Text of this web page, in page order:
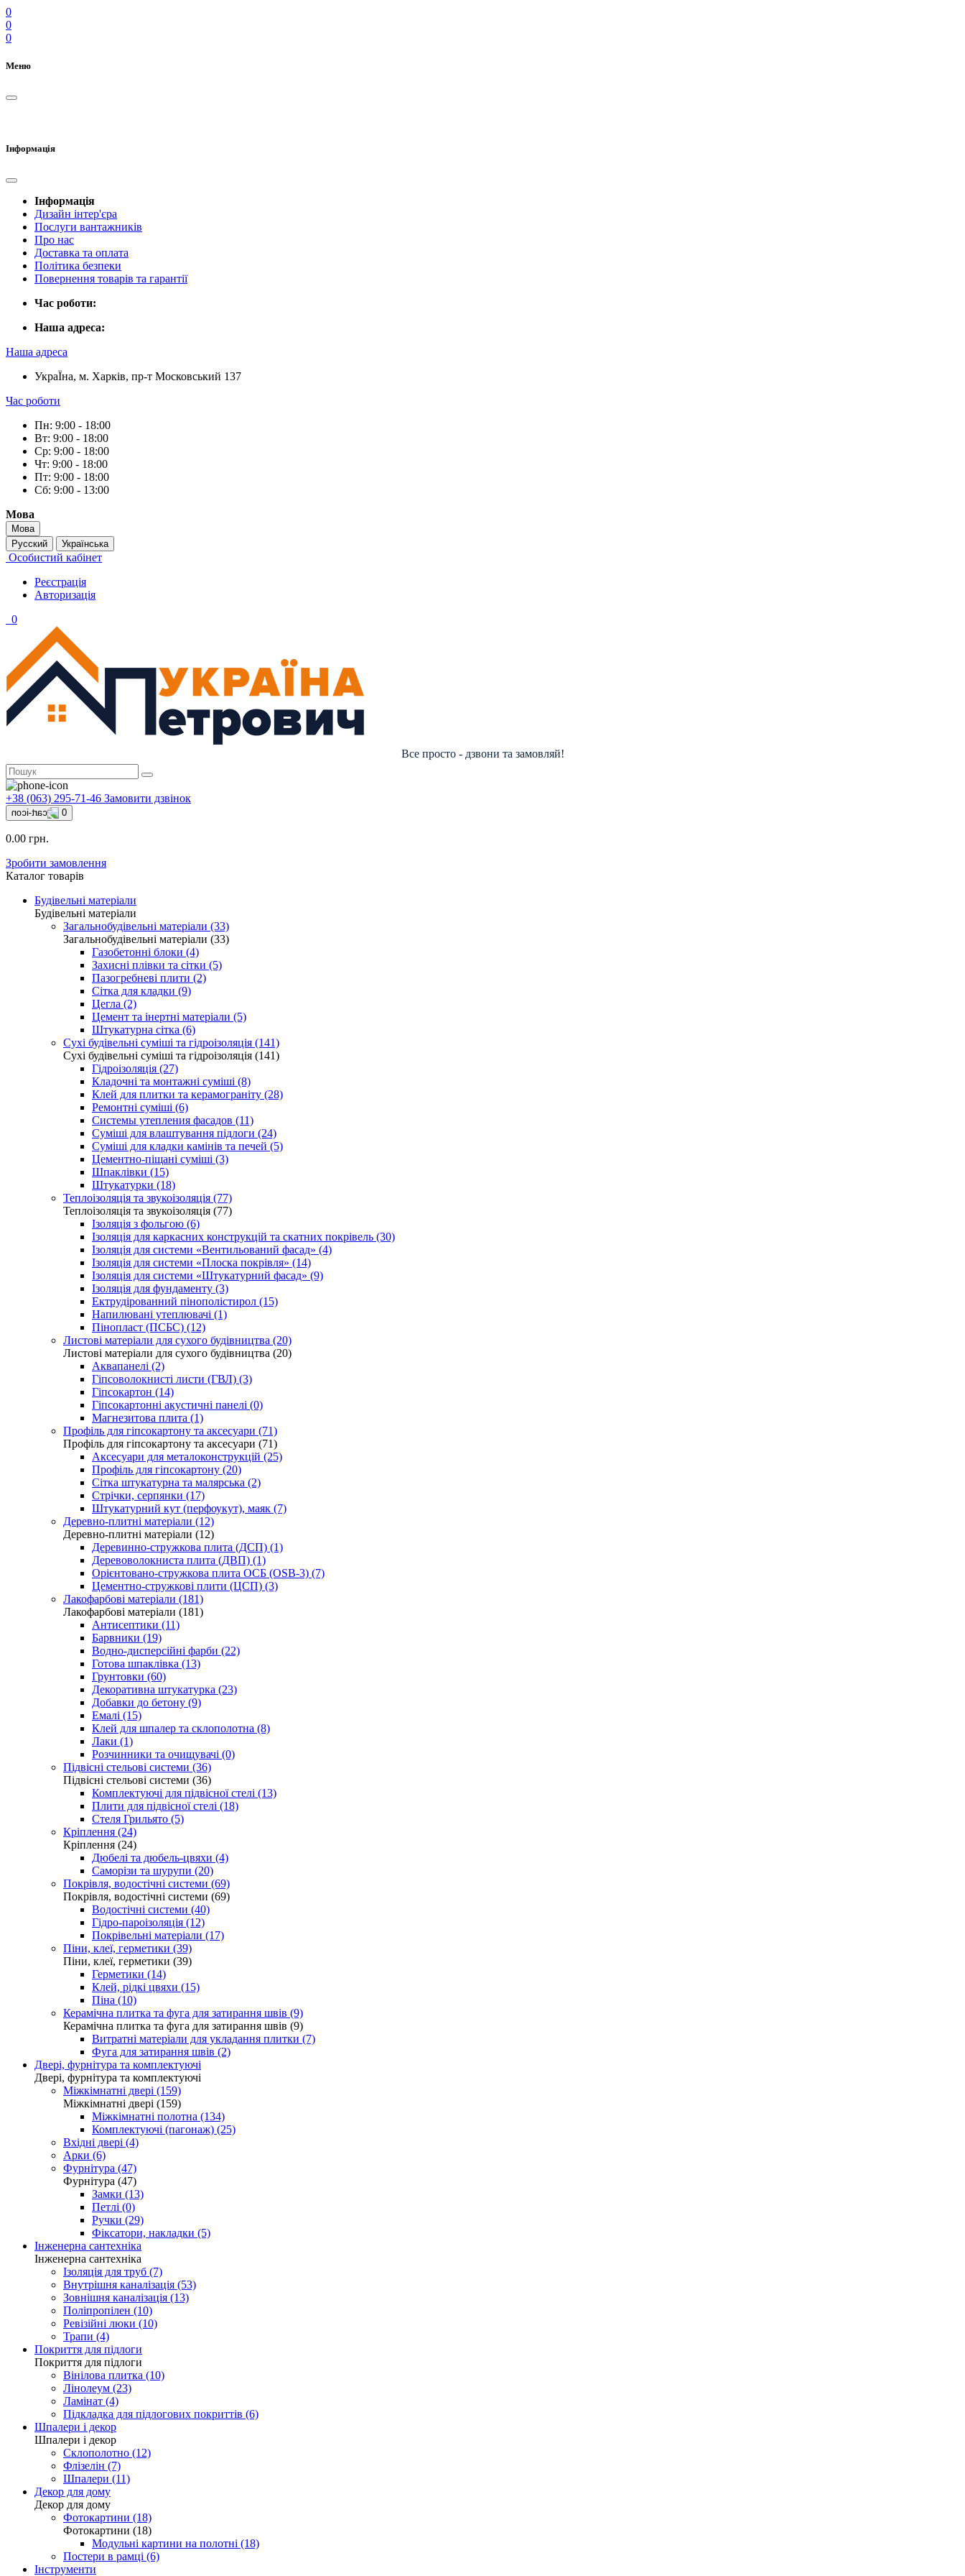
0
0
0
Меню
Інформація
Інформація
Дизайн інтер'єра
Послуги вантажників
Про нас
Доставка та оплата
Політика безпеки
Повернення товарів та гарантії
Час роботи:
Наша адреса:
Наша адреса
УкраЇна, м. Харків, пр-т Московський 137
Час роботи
Пн: 9:00 - 18:00
Вт: 9:00 - 18:00
Ср: 9:00 - 18:00
Чт: 9:00 - 18:00
Пт: 9:00 - 18:00
Сб: 9:00 - 13:00
Мова
Мова
Русский
Українська
Особистий кабінет
Реєстрація
Авторизація
0
Все просто - дзвони та замовляй!
+38 (063) 295-71-46 Замовити дзвінок
0
0.00 грн.
Зробити замовлення
Каталог товарів
Будівельні матеріали
Будівельні матеріали
Загальнобудівельні матеріали (33)
Загальнобудівельні матеріали (33)
Газобетонні блоки (4)
Захисні плівки та сітки (5)
Пазогребневі плити (2)
Сітка для кладки (9)
Цегла (2)
Цемент та інертні матеріали (5)
Штукатурна сітка (6)
Сухі будівельні суміші та гідроізоляція (141)
Сухі будівельні суміші та гідроізоляція (141)
Гідроізоляція (27)
Кладочні та монтажні суміші (8)
Клей для плитки та керамограніту (28)
Ремонтні суміші (6)
Системы утепления фасадов (11)
Суміші для влаштування підлоги (24)
Суміші для кладки камінів та печей (5)
Цементно-піщані суміші (3)
Шпаклівки (15)
Штукатурки (18)
Теплоізоляція та звукоізоляція (77)
Теплоізоляція та звукоізоляція (77)
Ізоляція з фольгою (6)
Ізоляція для каркасних конструкцій та скатних покрівель (30)
Ізоляція для системи «Вентильований фасад» (4)
Ізоляція для системи «Плоска покрівля» (14)
Ізоляція для системи «Штукатурний фасад» (9)
Ізоляція для фундаменту (3)
Ектрудірованний пінополістирол (15)
Напилювані утеплювачі (1)
Пінопласт (ПСБС) (12)
Листові матеріали для сухого будівництва (20)
Листові матеріали для сухого будівництва (20)
Аквапанелі (2)
Гіпсоволокнисті листи (ГВЛ) (3)
Гіпсокартон (14)
Гіпсокартонні акустичні панелі (0)
Магнезитова плита (1)
Профіль для гіпсокартону та аксесуари (71)
Профіль для гіпсокартону та аксесуари (71)
Аксесуари для металоконструкцій (25)
Профіль для гіпсокартону (20)
Сітка штукатурна та малярська (2)
Стрічки, серпянки (17)
Штукатурний кут (перфоукут), маяк (7)
Деревно-плитні матеріали (12)
Деревно-плитні матеріали (12)
Деревинно-стружкова плита (ДСП) (1)
Деревоволокниста плита (ДВП) (1)
Орієнтовано-стружкова плита ОСБ (OSB-3) (7)
Цементно-стружкові плити (ЦСП) (3)
Лакофарбові матеріали (181)
Лакофарбові матеріали (181)
Антисептики (11)
Барвники (19)
Водно-дисперсійні фарби (22)
Готова шпаклівка (13)
Грунтовки (60)
Декоративна штукатурка (23)
Добавки до бетону (9)
Емалі (15)
Клей для шпалер та склополотна (8)
Лаки (1)
Розчинники та очищувачі (0)
Підвісні стельові системи (36)
Підвісні стельові системи (36)
Комплектуючі для підвісної стелі (13)
Плити для підвісної стелі (18)
Стеля Грильято (5)
Кріплення (24)
Кріплення (24)
Дюбелі та дюбель-цвяхи (4)
Саморізи та шурупи (20)
Покрівля, водостічні системи (69)
Покрівля, водостічні системи (69)
Водостічні системи (40)
Гідро-пароізоляція (12)
Покрівельні матеріали (17)
Піни, клеї, герметики (39)
Піни, клеї, герметики (39)
Герметики (14)
Клей, рідкі цвяхи (15)
Піна (10)
Керамічна плитка та фуга для затирання швів (9)
Керамічна плитка та фуга для затирання швів (9)
Витратні матеріали для укладання плитки (7)
Фуга для затирання швів (2)
Двері, фурнітура та комплектуючі
Двері, фурнітура та комплектуючі
Міжкімнатні двері (159)
Міжкімнатні двері (159)
Міжкімнатні полотна (134)
Комплектуючі (пагонаж) (25)
Вхідні двері (4)
Арки (6)
Фурнітура (47)
Фурнітура (47)
Замки (13)
Петлі (0)
Ручки (29)
Фіксатори, накладки (5)
Інженерна сантехніка
Інженерна сантехніка
Ізоляція для труб (7)
Внутрішня каналізація (53)
Зовнішня каналізація (13)
Поліпропілен (10)
Ревізійні люки (10)
Трапи (4)
Покриття для підлоги
Покриття для підлоги
Вінілова плитка (10)
Лінолеум (23)
Ламінат (4)
Підкладка для підлогових покриттів (6)
Шпалери і декор
Шпалери і декор
Склополотно (12)
Флізелін (7)
Шпалери (11)
Декор для дому
Декор для дому
Фотокартини (18)
Фотокартини (18)
Модульні картини на полотні (18)
Постери в рамці (6)
Інструменти